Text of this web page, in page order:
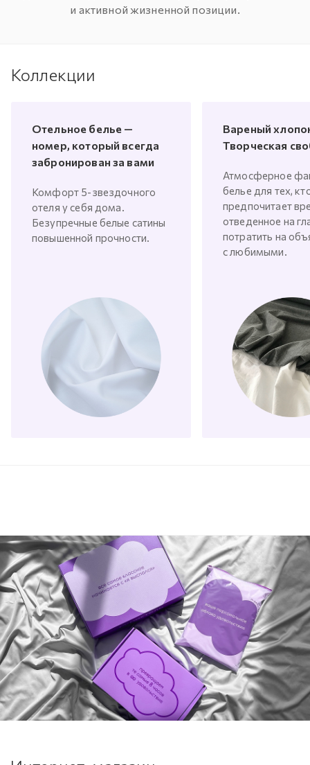
и активной жизненной позиции.
Коллекции
Отельное белье —
номер, который всегда
забронирован за вами
Комфорт 5-звездочного
отеля у себя дома.
Безупречные белые сатины
повышенной прочности.
Вареный
Творческая
Атмосферное
белье для тех,
предпочитает
отведенное на
потратить на
с любимыми.